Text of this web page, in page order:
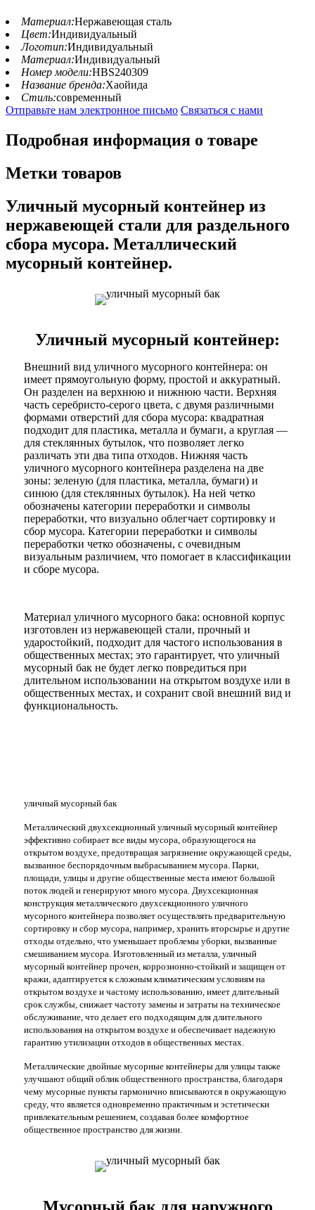
Материал:Нержавеющая сталь
Цвет:Индивидуальный
Логотип:Индивидуальный
Материал:Индивидуальный
Номер модели:HBS240309
Название бренда:Хаойида
Стиль:современный
Отправьте нам электронное письмо Связаться с нами
Подробная информация о товаре
Метки товаров
Уличный мусорный контейнер из
нержавеющей стали для раздельного
сбора мусора. Металлический
мусорный контейнер.
Уличный мусорный контейнер:
Внешний вид уличного мусорного контейнера: он
имеет прямоугольную форму, простой и аккуратный.
Он разделен на верхнюю и нижнюю части. Верхняя
часть серебристо-серого цвета, с двумя различными
формами отверстий для сбора мусора: квадратная
подходит для пластика, металла и бумаги, а круглая —
для стеклянных бутылок, что позволяет легко
различать эти два типа отходов. Нижняя часть
уличного мусорного контейнера разделена на две
зоны: зеленую (для пластика, металла, бумаги) и
синюю (для стеклянных бутылок). На ней четко
обозначены категории переработки и символы
переработки, что визуально облегчает сортировку и
сбор мусора. Категории переработки и символы
переработки четко обозначены, с очевидным
визуальным различием, что помогает в классификации
и сборе мусора.
Материал уличного мусорного бака: основной корпус
изготовлен из нержавеющей стали, прочный и
ударостойкий, подходит для частого использования в
общественных местах; это гарантирует, что уличный
мусорный бак не будет легко повредиться при
длительном использовании на открытом воздухе или в
общественных местах, и сохранит свой внешний вид и
функциональность.
уличный мусорный бак
Металлический двухсекционный уличный мусорный контейнер
эффективно собирает все виды мусора, образующегося на
открытом воздухе, предотвращая загрязнение окружающей среды,
вызванное беспорядочным выбрасыванием мусора. Парки,
площади, улицы и другие общественные места имеют большой
поток людей и генерируют много мусора. Двухсекционная
конструкция металлического двухсекционного уличного
мусорного контейнера позволяет осуществлять предварительную
сортировку и сбор мусора, например, хранить вторсырье и другие
отходы отдельно, что уменьшает проблемы уборки, вызванные
смешиванием мусора. Изготовленный из металла, уличный
мусорный контейнер прочен, коррозионно-стойкий и защищен от
кражи, адаптируется к сложным климатическим условиям на
открытом воздухе и частому использованию, имеет длительный
срок службы, снижает частоту замены и затраты на техническое
обслуживание, что делает его подходящим для длительного
использования на открытом воздухе и обеспечивает надежную
гарантию утилизации отходов в общественных местах.
Металлические двойные мусорные контейнеры для улицы также
улучшают общий облик общественного пространства, благодаря
чему мусорные пункты гармонично вписываются в окружающую
среду, что является одновременно практичным и эстетически
привлекательным решением, создавая более комфортное
общественное пространство для жизни.